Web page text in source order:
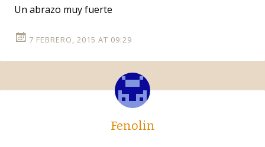
Un abrazo muy fuerte
7 FEBRERO, 2015 AT 09:29
Fenolin